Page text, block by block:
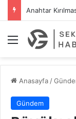
Anahtar
Menü
Anasayfa/
Gündem